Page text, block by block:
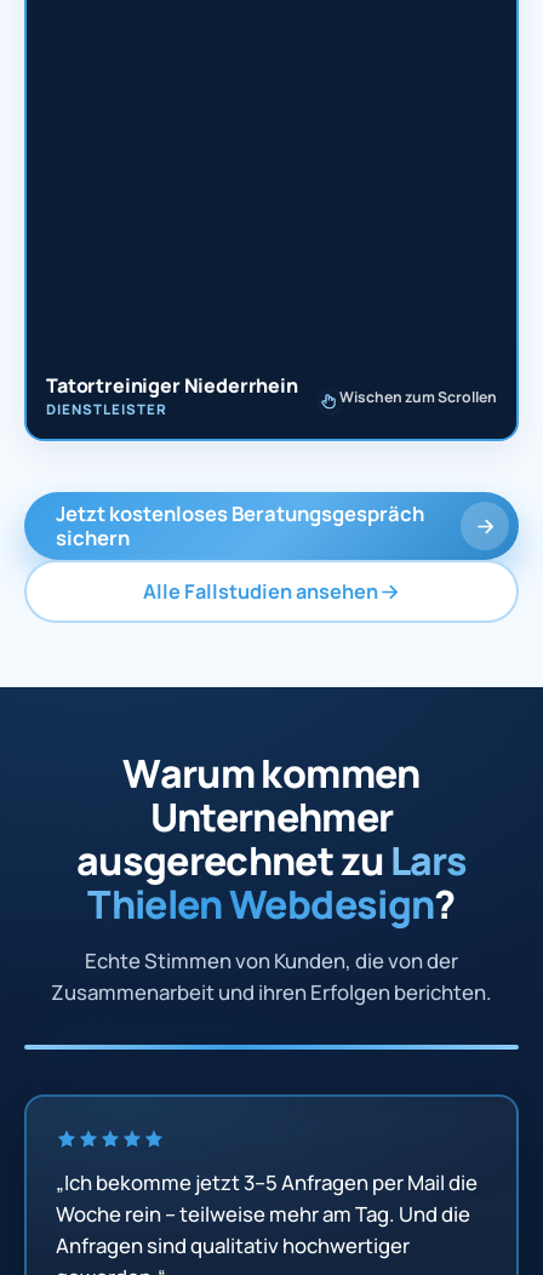
Tatortreiniger Niederrhein
DIENSTLEISTER
Wischen zum Scrollen
Jetzt kostenloses Beratungsgespräch
sichern
Alle Fallstudien ansehen
Warum kommen
Unternehmer
ausgerechnet zuLars
Thielen Webdesign?
Echte Stimmen von Kunden, die von der
Zusammenarbeit und ihren Erfolgen berichten.
„Ich bekomme jetzt 3–5 Anfragen per Mail die
Woche rein – teilweise mehr am Tag. Und die
Anfragen sind qualitativ hochwertiger